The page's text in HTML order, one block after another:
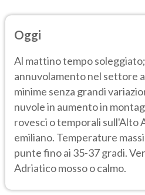
Oggi
Al mattino tempo
annuvolamento nel settore
minime senza grandi
nuvole in aumento in
rovesci o temporali sull'Alto
emiliano. Temperature
punte fino ai 35-37 gradi.
Adriatico mosso o calmo.